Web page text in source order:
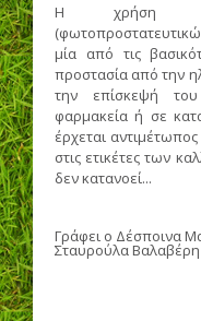
Η χρήση
μία από τις
προστασία από την
την επίσκεψή
φαρμακεία ή σε
έρχεται
στις ετικέτες των
δεν κατανοεί...
Γράφει ο Δέσποινα
Σταυρούλα Βαλαβέρη